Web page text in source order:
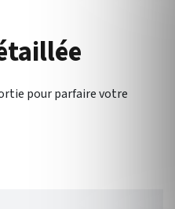
pour parfaire votre